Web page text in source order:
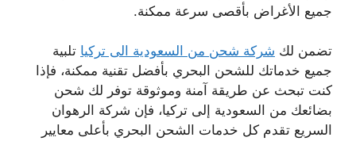
جميع الأغراض بأقصى سرعة ممكنة.
تضمن لك شركة شحن من السعودية الى تركيا تلبية
جميع خدماتك للشحن البحري بأفضل تقنية ممكنة، فإذا
كنت تبحث عن طريقة آمنة وموثوقة توفر لك شحن
بضائعك من السعودية إلى تركيا، فإن شركة الرهوان
السريع تقدم كل خدمات الشحن البحري بأعلى معايير